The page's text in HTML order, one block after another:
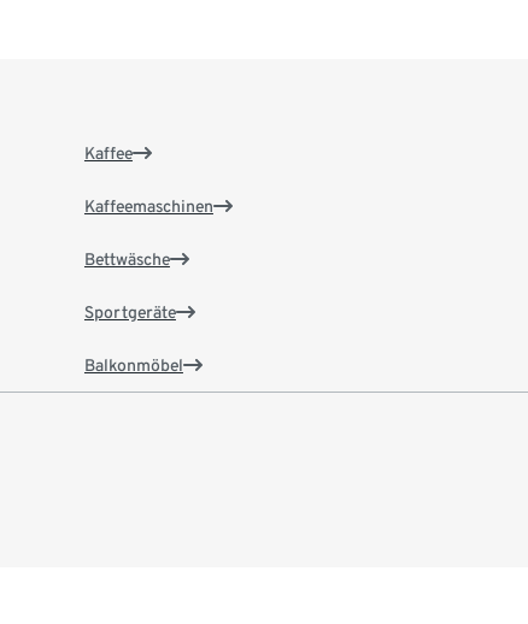
Kaffee
Kaffeemaschinen
Bettwäsche
Sportgeräte
Balkonmöbel